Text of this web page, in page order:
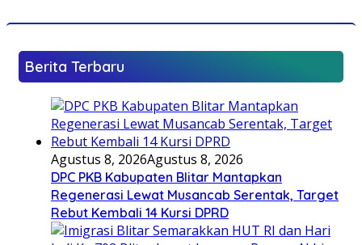
Berita Terbaru
Agustus 8, 2026Agustus 8, 2026
DPC PKB Kabupaten Blitar Mantapkan
Regenerasi Lewat Musancab Serentak, Target
Rebut Kembali 14 Kursi DPRD